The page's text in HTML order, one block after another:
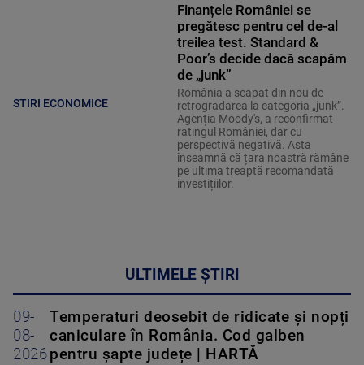
STIRI ECONOMICE
Finanțele României se
pregătesc pentru cel de-al
treilea test. Standard &
Poor’s decide dacă scapăm
de „junk”
România a scapat din nou de
retrogradarea la categoria „junk”.
Agenția Moody's, a reconfirmat
ratingul României, dar cu
perspectivă negativă. Asta
înseamnă că țara noastră rămâne
pe ultima treaptă recomandată
investițiilor.
ULTIMELE ȘTIRI
09-
08-
2026
Temperaturi deosebit de ridicate și nopți
caniculare în România. Cod galben
pentru șapte județe | HARTĂ